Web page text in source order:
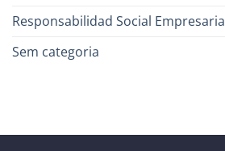
Responsabilidad Social Empresaria
Sem categoria